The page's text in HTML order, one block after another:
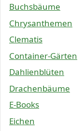
Buchsbäume
Chrysanthemen
Clematis
Container-Gärten
Dahlienblüten
Drachenbäume
E-Books
Eichen